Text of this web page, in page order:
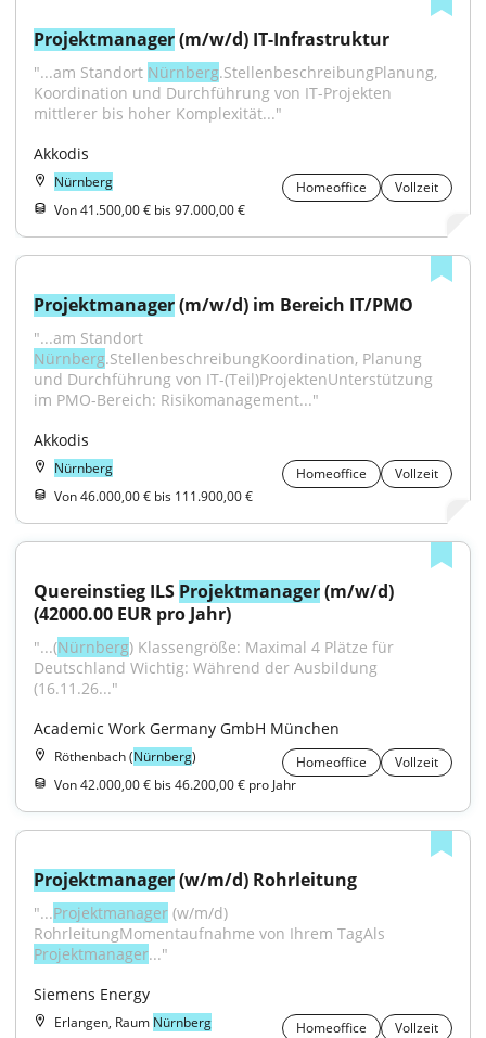
Projektmanager (m/w/d) IT-Infrastruktur
"...am Standort Nürnberg.StellenbeschreibungPlanung,
Koordination und Durchführung von IT-Projekten
mittlerer bis hoher Komplexität..."
Akkodis
Nürnberg Homeoffice
Vollzeit
Von 41.500,00 € bis 97.000,00 €
Projektmanager (m/w/d) im Bereich IT/PMO
Nürnberg.StellenbeschreibungKoordination, Planung
und Durchführung von IT-(Teil)ProjektenUnterstützung
im PMO-Bereich: Risikomanagement..."
Akkodis
Nürnberg Homeoffice
Vollzeit
Von 46.000,00 € bis 111.900,00 €
Quereinstieg ILS Projektmanager (m/w/d)
(42000.00 EUR pro Jahr)
"...(Nürnberg) Klassengröße: Maximal 4 Plätze für
Deutschland Wichtig: Während der Ausbildung
(16.11.26..."
Academic Work Germany GmbH München
Röthenbach (Nürnberg) Homeoffice
Vollzeit
Von 42.000,00 € bis 46.200,00 € pro Jahr
Projektmanager (w/m/d) Rohrleitung
"...Projektmanager (w/m/d)
Projektmanager..."
Siemens Energy
Erlangen, Raum Nürnberg Homeoffice
Vollzeit